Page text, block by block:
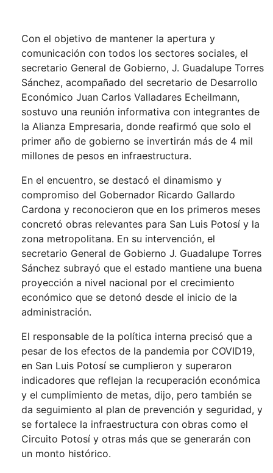
Con el objetivo de mantener la apertura y
comunicación con todos los sectores sociales, el
secretario General de Gobierno, J. Guadalupe Torres
Sánchez, acompañado del secretario de Desarrollo
Económico Juan Carlos Valladares Echeilmann,
sostuvo una reunión informativa con integrantes de
la Alianza Empresaria, donde reafirmó que solo el
primer año de gobierno se invertirán más de 4 mil
millones de pesos en infraestructura.
En el encuentro, se destacó el dinamismo y
compromiso del Gobernador Ricardo Gallardo
Cardona y reconocieron que en los primeros meses
concretó obras relevantes para San Luis Potosí y la
zona metropolitana. En su intervención, el
secretario General de Gobierno J. Guadalupe Torres
Sánchez subrayó que el estado mantiene una buena
proyección a nivel nacional por el crecimiento
económico que se detonó desde el inicio de la
administración.
El responsable de la política interna precisó que a
pesar de los efectos de la pandemia por COVID19,
en San Luis Potosí se cumplieron y superaron
indicadores que reflejan la recuperación económica
y el cumplimiento de metas, dijo, pero también se
da seguimiento al plan de prevención y seguridad, y
se fortalece la infraestructura con obras como el
Circuito Potosí y otras más que se generarán con
un monto histórico.